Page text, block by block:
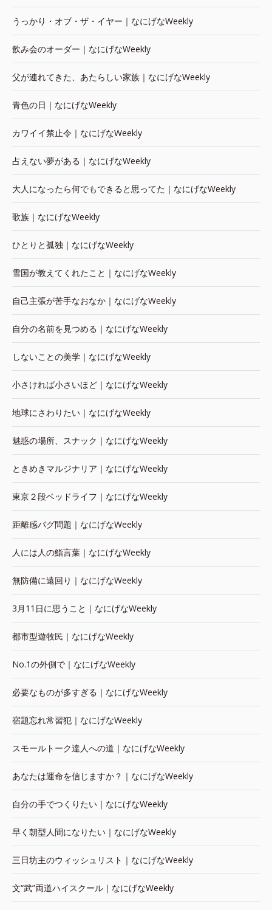
うっかり・オブ・ザ・イヤー｜なにげなWeekly
飲み会のオーダー｜なにげなWeekly
父が連れてきた、あたらしい家族｜なにげなWeekly
青色の日｜なにげなWeekly
カワイイ禁止令｜なにげなWeekly
占えない夢がある｜なにげなWeekly
大人になったら何でもできると思ってた｜なにげなWeekly
歌族｜なにげなWeekly
ひとりと孤独｜なにげなWeekly
雪国が教えてくれたこと｜なにげなWeekly
自己主張が苦手なおなか｜なにげなWeekly
自分の名前を見つめる｜なにげなWeekly
しないことの美学｜なにげなWeekly
小さければ小さいほど｜なにげなWeekly
地球にさわりたい｜なにげなWeekly
魅惑の場所、スナック｜なにげなWeekly
ときめきマルジナリア｜なにげなWeekly
東京２段ベッドライフ｜なにげなWeekly
距離感バグ問題｜なにげなWeekly
人には人の鮨言葉｜なにげなWeekly
無防備に遠回り｜なにげなWeekly
3月11日に思うこと｜なにげなWeekly
都市型遊牧民｜なにげなWeekly
No.1の外側で｜なにげなWeekly
必要なものが多すぎる｜なにげなWeekly
宿題忘れ常習犯｜なにげなWeekly
スモールトーク達人への道｜なにげなWeekly
あなたは運命を信じますか？｜なにげなWeekly
自分の手でつくりたい｜なにげなWeekly
早く朝型人間になりたい｜なにげなWeekly
三日坊主のウィッシュリスト｜なにげなWeekly
文“武”両道ハイスクール｜なにげなWeekly